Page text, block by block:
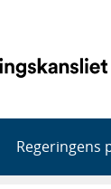
Regeringens